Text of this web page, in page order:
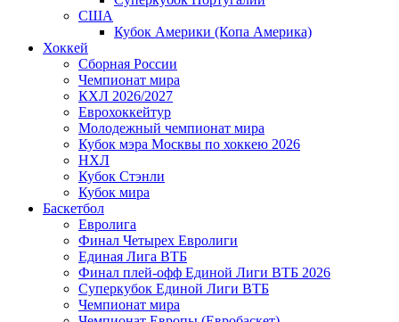
США
Кубок Америки (Копа Америка)
Хоккей
Сборная России
Чемпионат мира
КХЛ 2026/2027
Еврохоккейтур
Молодежный чемпионат мира
Кубок мэра Москвы по хоккею 2026
НХЛ
Кубок Стэнли
Кубок мира
Баскетбол
Евролига
Финал Четырех Евролиги
Единая Лига ВТБ
Финал плей-офф Единой Лиги ВТБ 2026
Суперкубок Единой Лиги ВТБ
Чемпионат мира